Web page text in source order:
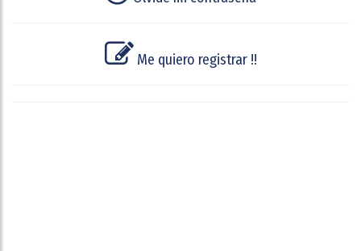
Me quiero registrar !!